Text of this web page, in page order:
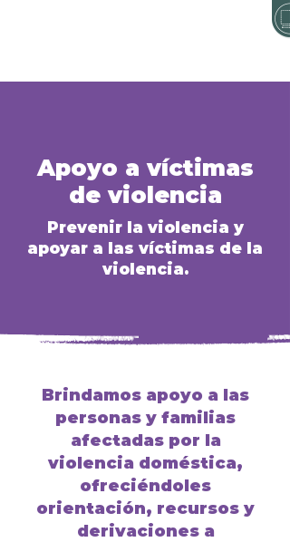
Apoyo a víctimas
de violencia
Prevenir la violencia y
apoyar a las víctimas de la
violencia.
Brindamos apoyo a las
personas y familias
afectadas por la
violencia doméstica,
ofreciéndoles
orientación, recursos y
derivaciones a